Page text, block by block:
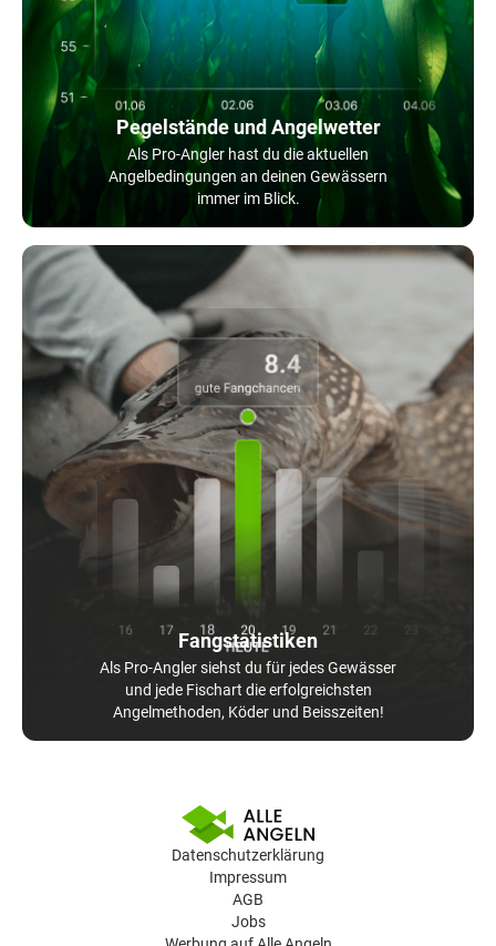
Pegelstände und Angelwetter
Als Pro-Angler hast du die aktuellen
Angelbedingungen an deinen Gewässern
immer im Blick.
Fangstatistiken
Als Pro-Angler siehst du für jedes Gewässer
und jede Fischart die erfolgreichsten
Angelmethoden, Köder und Beisszeiten!
Datenschutzerklärung
Impressum
AGB
Jobs